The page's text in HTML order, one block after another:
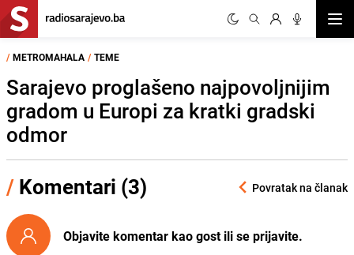
/ METROMAHALA / TEME
Sarajevo proglašeno najpovoljnijim
gradom u Europi za kratki gradski
odmor
/ Komentari (3) Povratak na članak
Objavite komentar kao gost ili se prijavite.